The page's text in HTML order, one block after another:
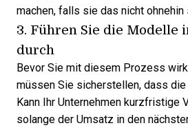
machen, falls sie das nicht ohnehin
3. Führen Sie die Modelle
durch
Bevor Sie mit diesem Prozess
müssen Sie sicherstellen, dass die
Kann Ihr Unternehmen kurzfristige
solange der Umsatz in den